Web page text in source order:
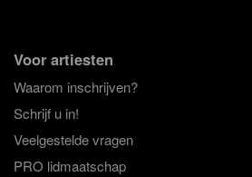
Voor artiesten
Waarom inschrijven?
Schrijf u in!
Veelgestelde vragen
PRO lidmaatschap